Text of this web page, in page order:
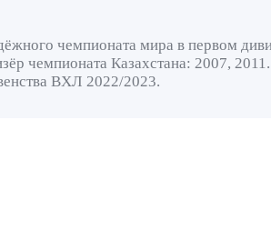
чемпионата мира в первом
чемпионата Казахстана: 2007, 2011.
ВХЛ 2022/2023.